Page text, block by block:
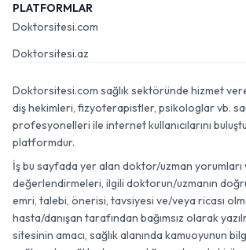
PLATFORMLAR
Doktorsitesi.com
Doktorsitesi.az
Doktorsitesi.com sağlık sektöründe hizmet
diş hekimleri, fizyoterapistler, psikologlar vb.
profesyonelleri ile internet kullanıcılarını
platformdur.
İş bu sayfada yer alan doktor/uzman yorumları
değerlendirmeleri, ilgili doktorun/uzmanın
emri, talebi, önerisi, tavsiyesi ve/veya ricası
hasta/danışan tarafından bağımsız olarak
sitesinin amacı, sağlık alanında kamuoyunun